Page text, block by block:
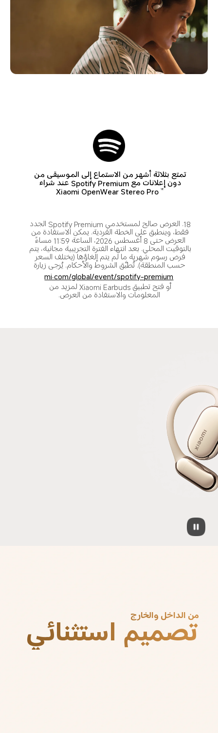
تمتع بثلاثة أشهر من الاستماع إلى الموسيقى من
دون إعلانات مع Spotify Premium عند شراء
Xiaomi OpenWear Stereo Pro 18
18. العرض صالح لمستخدمي Spotify Premium الجدد
فقط، وينطبق على الخطة الفردية. يمكن الاستفادة من
العرض حتى 8 أغسطس 2026، الساعة 11:59 مساءً
بالتوقيت المحلي. بعد انتهاء الفترة التجريبية مجانية، يتم
فرض رسوم شهرية ما لم يتم إلغاؤها (يختلف السعر
حسب المنطقة). تُطبَّق الشروط والأحكام. يُرجى زيارة
mi.com/global/event/spotify-premium
أو فتح تطبيق Xiaomi Earbuds لمزيد من
المعلومات والاستفادة من العرض.
من الداخل والخارج
تصميم استثنائي